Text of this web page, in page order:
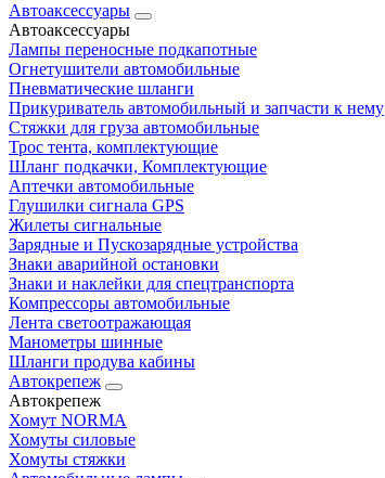
Автоаксессуары
Автоаксессуары
Лампы переносные подкапотные
Огнетушители автомобильные
Пневматические шланги
Прикуриватель автомобильный и запчасти к нему
Стяжки для груза автомобильные
Трос тента, комплектующие
Шланг подкачки, Комплектующие
Аптечки автомобильные
Глушилки сигнала GPS
Жилеты сигнальные
Зарядные и Пускозарядные устройства
Знаки аварийной остановки
Знаки и наклейки для спецтранспорта
Компрессоры автомобильные
Лента светоотражающая
Манометры шинные
Шланги продува кабины
Автокрепеж
Автокрепеж
Хомут NORMA
Хомуты силовые
Хомуты стяжки